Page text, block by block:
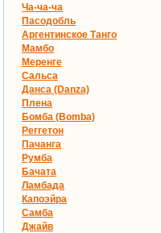
Ча-ча-ча
Пасодобль
Аргентинское Танго
Мамбо
Меренге
Сальса
Данса (Danza)
Плена
Бомба (Bomba)
Реггетон
Пачанга
Румба
Бачата
Ламбада
Капоэйра
Самба
Джайв